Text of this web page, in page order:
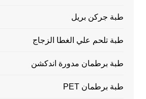
طبة جركن بريل
طبة تلحم علي الغطا الزجاج
طبة برطمان مدورة اندكشن
طبة برطمان PET